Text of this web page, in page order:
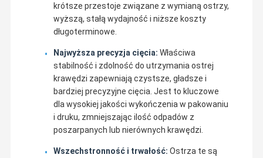
krótsze przestoje związane z wymianą ostrzy,
wyższą, stałą wydajność i niższe koszty
długoterminowe.
Najwyższa precyzja cięcia: Właściwa
stabilność i zdolność do utrzymania ostrej
krawędzi zapewniają czystsze, gładsze i
bardziej precyzyjne cięcia. Jest to kluczowe
dla wysokiej jakości wykończenia w pakowaniu
i druku, zmniejszając ilość odpadów z
poszarpanych lub nierównych krawędzi.
Wszechstronność i trwałość: Ostrza te są